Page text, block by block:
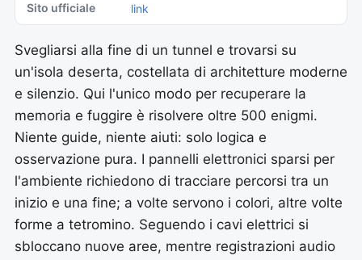
Sito ufficiale link
Svegliarsi alla fine di un tunnel e trovarsi su
un'isola deserta, costellata di architetture moderne
e silenzio. Qui l'unico modo per recuperare la
memoria e fuggire è risolvere oltre 500 enigmi.
Niente guide, niente aiuti: solo logica e
osservazione pura. I pannelli elettronici sparsi per
l'ambiente richiedono di tracciare percorsi tra un
inizio e una fine; a volte servono i colori, altre volte
forme a tetromino. Seguendo i cavi elettrici si
sbloccano nuove aree, mentre registrazioni audio